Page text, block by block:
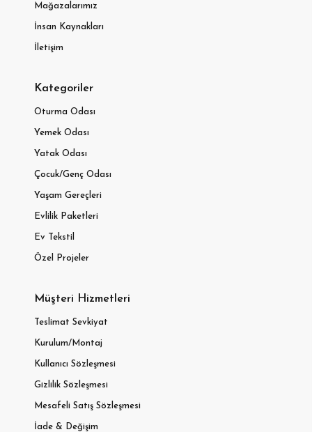
Mağazalarımız
İnsan Kaynakları
İletişim
Kategoriler
Oturma Odası
Yemek Odası
Yatak Odası
Çocuk/Genç Odası
Yaşam Gereçleri
Evlilik Paketleri
Ev Tekstil
Özel Projeler
Müşteri Hizmetleri
Teslimat Sevkiyat
Kurulum/Montaj
Kullanıcı Sözleşmesi
Gizlilik Sözleşmesi
Mesafeli Satış Sözleşmesi
İade & Değişim